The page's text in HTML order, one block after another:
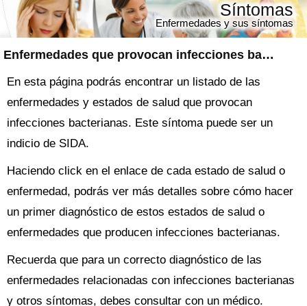
Enfermedades que provocan infecciones bacterianas
Síntomas
Enfermedades y sus síntomas
En esta página podrás encontrar un listado de las
enfermedades y estados de salud que provocan
infecciones bacterianas. Este síntoma puede ser un
indicio de SIDA.
Haciendo click en el enlace de cada estado de salud o
enfermedad, podrás ver más detalles sobre cómo hacer
un primer diagnóstico de estos estados de salud o
enfermedades que producen infecciones bacterianas.
Recuerda que para un correcto diagnóstico de las
enfermedades relacionadas con infecciones bacterianas
y otros síntomas, debes consultar con un médico.